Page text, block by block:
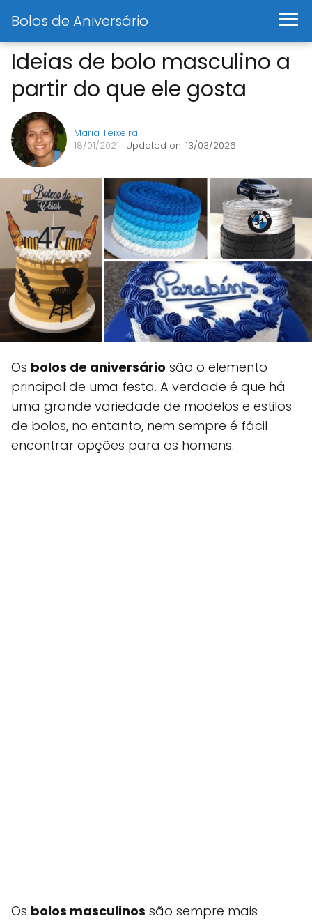
Bolos de Aniversário
Ideias de bolo masculino a
partir do que ele gosta
Maria Teixeira
18/01/2021 · Updated on: 13/03/2026
Os bolos de aniversário são o elemento
principal de uma festa. A verdade é que há
uma grande variedade de modelos e estilos
de bolos, no entanto, nem sempre é fácil
encontrar opções para os homens.
Os bolos masculinos são sempre mais